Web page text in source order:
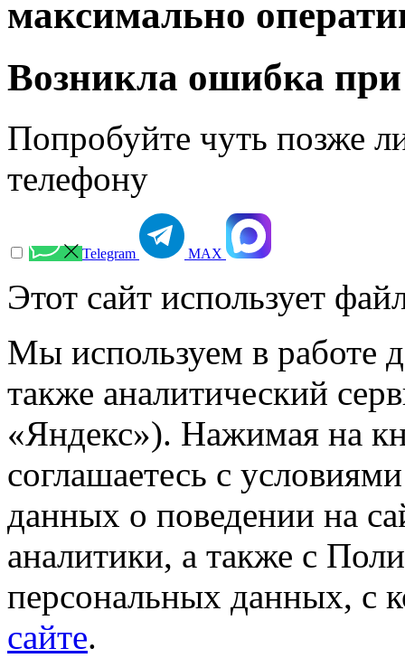
максимально
Возникла ошибка при
Попробуйте чуть позже
телефону
Telegram МАХ
Этот сайт использует
Мы используем в работе
также аналитический
«Яндекс»). Нажимая на
соглашаетесь с
данных о поведении на
аналитики, а также с
персональных данных, с
сайте.